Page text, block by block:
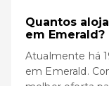
Quantos
em Emerald?
Atualmente há
em Emerald.